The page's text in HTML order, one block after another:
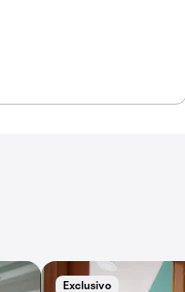
Exclusivo